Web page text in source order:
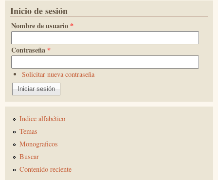
Inicio de sesión
Nombre de usuario *
Contraseña *
Solicitar nueva contraseña
Indice alfabético
Temas
Monograficos
Buscar
Contenido reciente